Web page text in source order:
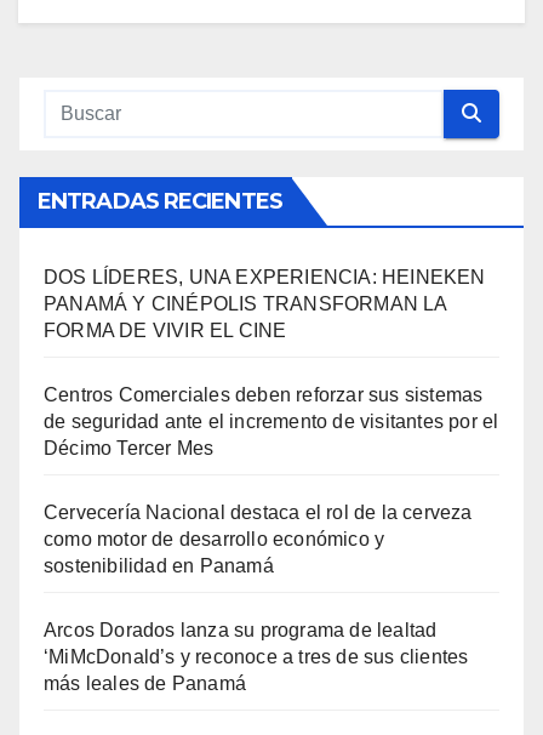
ENTRADAS RECIENTES
DOS LÍDERES, UNA EXPERIENCIA: HEINEKEN
PANAMÁ Y CINÉPOLIS TRANSFORMAN LA
FORMA DE VIVIR EL CINE
Centros Comerciales deben reforzar sus sistemas
de seguridad ante el incremento de visitantes por el
Décimo Tercer Mes
Cervecería Nacional destaca el rol de la cerveza
como motor de desarrollo económico y
sostenibilidad en Panamá
Arcos Dorados lanza su programa de lealtad
‘MiMcDonald’s y reconoce a tres de sus clientes
más leales de Panamá